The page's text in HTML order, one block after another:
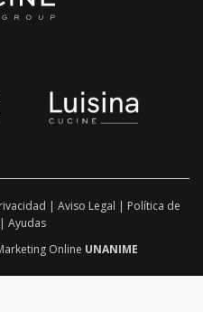
| Aviso Legal | Política de
Ayudas
Online UNANIME